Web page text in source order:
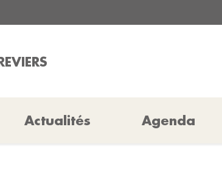
Actualités Agenda